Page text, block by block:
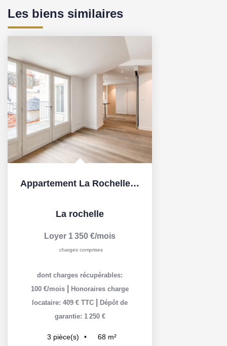
Les biens similaires
Appartement La Rochelle 3 pièce(s) 68.10 m2
La rochelle
Loyer 1 350 €/mois
charges comprises
dont charges récupérables:
100 €/mois
Honoraires charge
locataire: 409 € TTC
Dépôt de
garantie: 1 250 €
3 pièce(s) 68 m²